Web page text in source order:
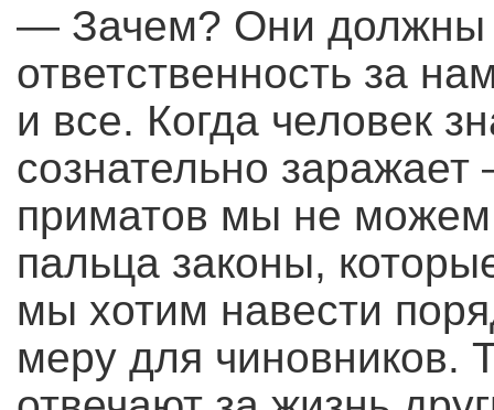
— Зачем? Они должны
ответственность за
и все. Когда человек
сознательно
приматов мы не можем
пальца законы,
мы хотим навести
меру для чиновников.